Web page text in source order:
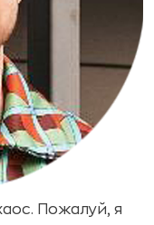
Пожалуй, я